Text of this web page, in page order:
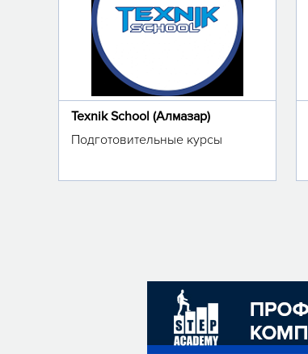
Texnik School (Алмазар)
Подготовительные курсы